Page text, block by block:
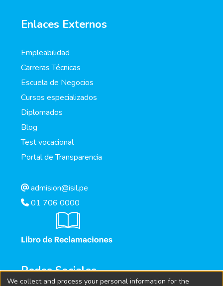
Enlaces Externos
Empleabilidad
Carreras Técnicas
Escuela de Negocios
Cursos especializados
Diplomados
Blog
Test vocacional
Portal de Transparencia
admision@isil.pe
01 706 0000
Redes Sociales
We collect and process your personal information for the